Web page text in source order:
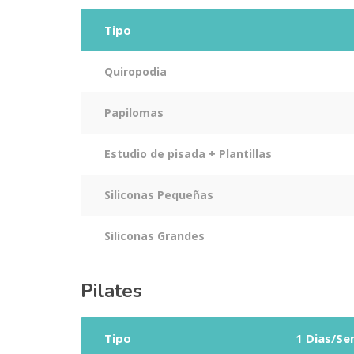
Tipo
Quiropodia
Papilomas
Estudio de pisada + Plantillas
Siliconas Pequeñas
Siliconas Grandes
Pilates
Tipo 1 Dias/